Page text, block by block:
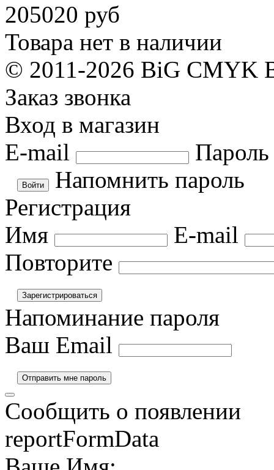
205020 руб
Товара нет в наличии
© 2011-2026 BiG CMYK
Заказ звонка
Вход в магазин
E-mail
Пароль
Напомнить пароль
Регистрация
Имя
E-mail
Повторите
Напоминание пароля
Ваш Email
Сообщить о появлении
reportFormData